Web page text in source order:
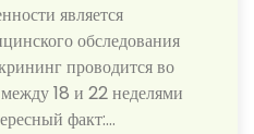
является
обследования
проводится во
18 и 22 неделями
факт:…